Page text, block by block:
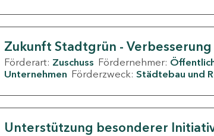
Zukunft Stadtgrün -
Förderart: Zuschuss Fördernehmer:
Unternehmen Förderzweck: Städtebau und
Unterstützung besonderer